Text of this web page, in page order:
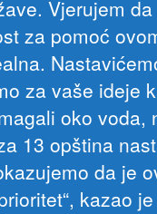
Vjerujem
za pomoć
za vaše ideje
oko voda,
13 opština
da je
kazao